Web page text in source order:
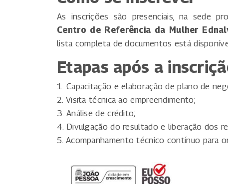
As inscrições são presenciais, na sede
Centro de Referência da Mulher
lista completa de documentos está
Etapas após a
1. Capacitação e elaboração de plano de
2. Visita técnica ao empreendimento;
3. Análise de crédito;
4. Divulgação do resultado e liberação dos
5. Acompanhamento técnico contínuo para